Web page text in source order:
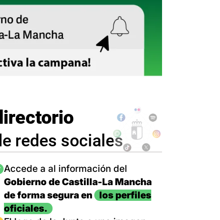
redes sociales
Accede a al información del
Gobierno de Castilla-La Mancha
de forma segura en
los perfiles
oficiales.